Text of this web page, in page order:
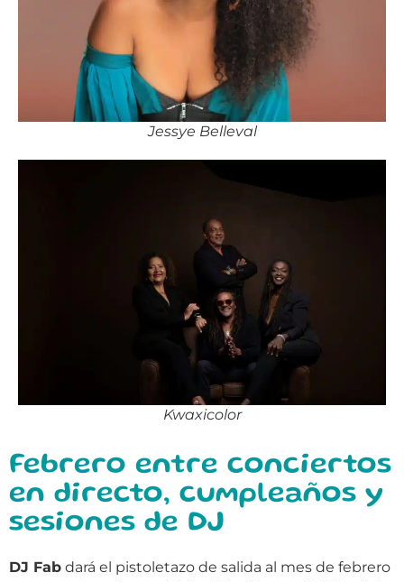
Jessye Belleval
Kwaxicolor
Febrero entre conciertos
en directo, cumpleaños y
sesiones de DJ
DJ Fab dará el pistoletazo de salida al mes de febrero